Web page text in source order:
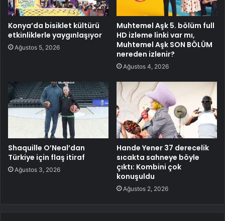
Konya’da bisiklet kültürü
etkinliklerle yaygınlaşıyor
Ağustos 5, 2026
Muhtemel Aşk 5. bölüm full
HD izleme linki var mı,
Muhtemel Aşk SON BÖLÜM
nereden izlenir?
Ağustos 4, 2026
Shaquille O’Neal’dan
Türkiye için flaş itiraf
Ağustos 3, 2026
Hande Yener 37 derecelik
sıcakta sahneye böyle
çıktı: Kombini çok
konuşuldu
Ağustos 2, 2026